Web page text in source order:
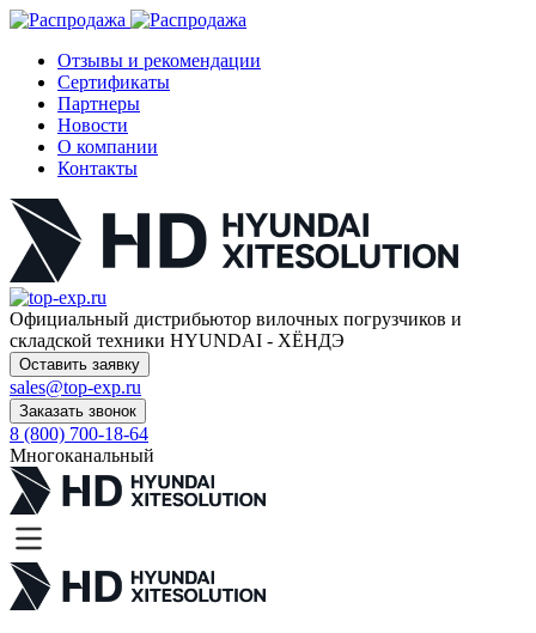
Отзывы и рекомендации
Сертификаты
Партнеры
Новости
О компании
Контакты
Официальный дистрибьютор вилочных погрузчиков и
складской техники HYUNDAI - ХЁНДЭ
Оставить заявку
sales@top-exp.ru
Заказать звонок
8 (800) 700-18-64
Многоканальный